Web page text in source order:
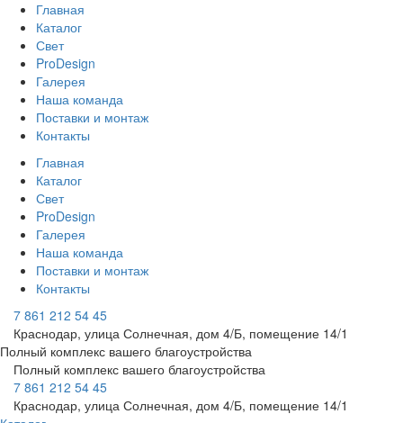
Главная
Каталог
Свет
ProDesign
Галерея
Наша команда
Поставки и монтаж
Контакты
Главная
Каталог
Свет
ProDesign
Галерея
Наша команда
Поставки и монтаж
Контакты
7 861 212 54 45
Краснодар, улица Солнечная, дом 4/Б, помещение 14/1
Полный комплекс вашего благоустройства
Полный комплекс вашего благоустройства
7 861 212 54 45
Краснодар, улица Солнечная, дом 4/Б, помещение 14/1